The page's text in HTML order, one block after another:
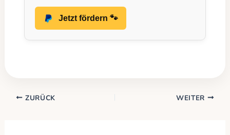
Jetzt fördern 🐾
ZURÜCK WEITER